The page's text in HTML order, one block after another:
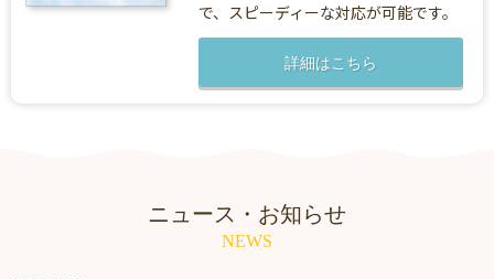
で、 スピーディーな対応が可能です。
詳細はこちら
ニュース・お知らせ
NEWS